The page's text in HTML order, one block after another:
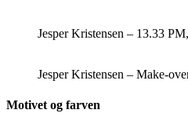
Jesper Kristensen – 13.33
Jesper Kristensen – Make-
Motivet og farven